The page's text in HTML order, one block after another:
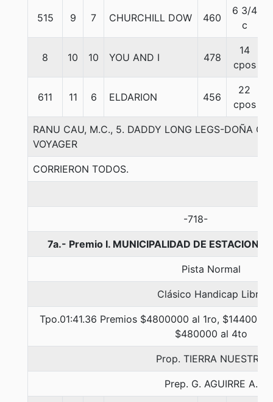
515 9 7 CHURCHILL DOW 460
6 3/4
c
8 10 10 YOU AND I 478
14
cpos
611 11 6 ELDARION 456
22
cpos
RANU CAU, M.C., 5. DADDY LONG LEGS-DOÑA
VOYAGER
CORRIERON TODOS.
-718-
7a.- Premio I. MUNICIPALIDAD DE ESTACION
Pista Normal
Clásico Handicap Libre
Tpo.01:41.36 Premios $4800000 al 1ro,
$480000 al 4to
Prop. TIERRA NUESTRA
Prep. G. AGUIRRE A.